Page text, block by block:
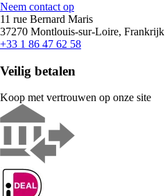
Neem contact op
11 rue Bernard Maris
37270 Montlouis-sur-Loire, Frankrijk
+33 1 86 47 62 58
Veilig betalen
Koop met vertrouwen op onze site